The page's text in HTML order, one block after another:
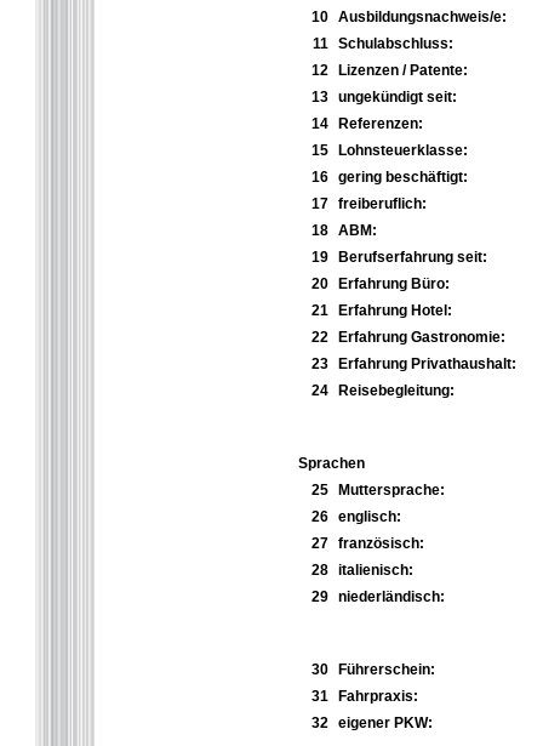
10
Ausbildungsnachweis/e:
11
Schulabschluss:
12
Lizenzen / Patente:
13
ungekündigt seit:
14
Referenzen:
15
Lohnsteuerklasse:
16
gering beschäftigt:
17
freiberuflich:
18
ABM:
19
Berufserfahrung seit:
20
Erfahrung Büro:
21
Erfahrung Hotel:
22
Erfahrung Gastronomie:
23
Erfahrung Privathaushalt:
24
Reisebegleitung:
Sprachen
25
Muttersprache:
26
englisch:
27
französisch:
28
italienisch:
29
niederländisch:
30
Führerschein:
31
Fahrpraxis:
32
eigener PKW: